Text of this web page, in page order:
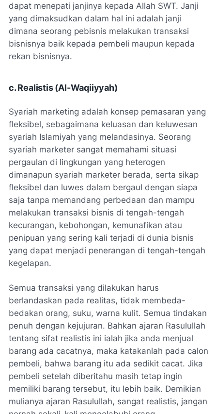
dapat menepati janjinya kepada Allah SWT. Janji
yang dimaksudkan dalam hal ini adalah janji
dimana seorang pebisnis melakukan transaksi
bisnisnya baik kepada pembeli maupun kepada
rekan bisnisnya.
c. Realistis (Al-Waqiiyyah)
Syariah marketing adalah konsep pemasaran yang
fleksibel, sebagaimana keluasan dan keluwesan
syariah Islamiyah yang melandasinya. Seorang
syariah marketer sangat memahami situasi
pergaulan di lingkungan yang heterogen
dimanapun syariah marketer berada, serta sikap
fleksibel dan luwes dalam bergaul dengan siapa
saja tanpa memandang perbedaan dan mampu
melakukan transaksi bisnis di tengah-tengah
kecurangan, kebohongan, kemunafikan atau
penipuan yang sering kali terjadi di dunia bisnis
yang dapat menjadi penerangan di tengah-tengah
kegelapan.
Semua transaksi yang dilakukan harus
berlandaskan pada realitas, tidak membeda-
bedakan orang, suku, warna kulit. Semua tindakan
penuh dengan kejujuran. Bahkan ajaran Rasulullah
tentang sifat realistis ini ialah jika anda menjual
barang ada cacatnya, maka katakanlah pada calon
pembeli, bahwa barang itu ada sedikit cacat. Jika
pembeli setelah diberitahu masih tetap ingin
memiliki barang tersebut, itu lebih baik. Demikian
mulianya ajaran Rasulullah, sangat realistis, jangan